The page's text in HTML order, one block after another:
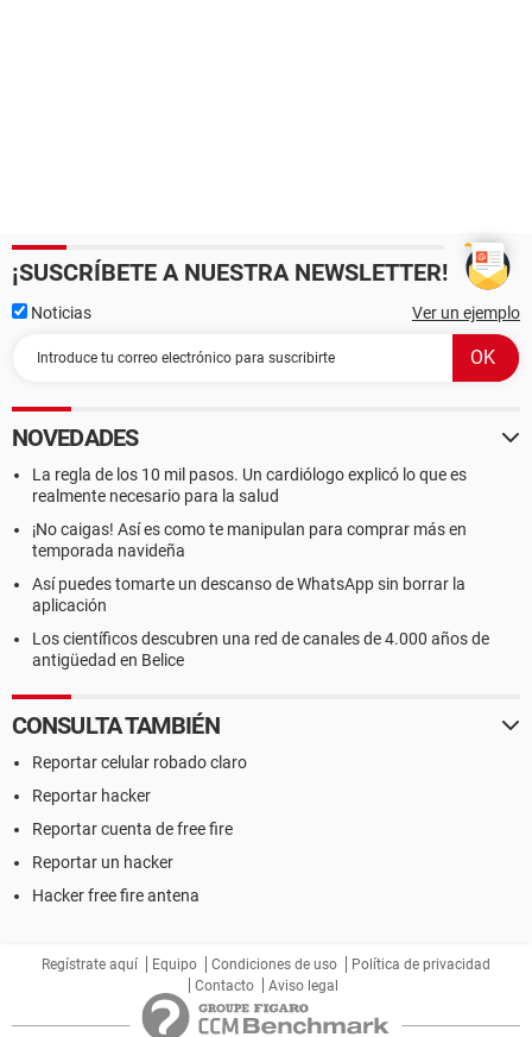
¡SUSCRÍBETE A NUESTRA NEWSLETTER!
Noticias Ver un ejemplo
NOVEDADES
La regla de los 10 mil pasos. Un cardiólogo explicó lo que es
realmente necesario para la salud
¡No caigas! Así es como te manipulan para comprar más en
temporada navideña
Así puedes tomarte un descanso de WhatsApp sin borrar la
aplicación
Los científicos descubren una red de canales de 4.000 años de
antigüedad en Belice
CONSULTA TAMBIÉN
Reportar celular robado claro
Reportar hacker
Reportar cuenta de free fire
Reportar un hacker
Hacker free fire antena
Regístrate aquí Equipo Condiciones de uso
Política de privacidad
Contacto
Aviso legal